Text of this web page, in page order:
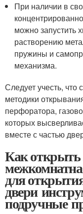
При наличии в
можно запустить
растворению
пружины и
механизма.
Следует учесть,
методики
перфоратора,
которых
вместе с частью
Как открыть
для
двери
подручные